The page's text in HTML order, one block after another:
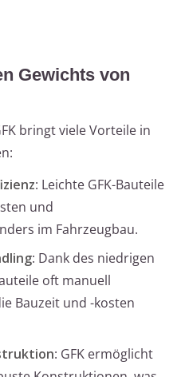
Gewichts von
bringt viele Vorteile in
: Leichte GFK-Bauteile
und
im Fahrzeugbau.
: Dank des niedrigen
oft manuell
Bauzeit und -kosten
: GFK ermöglicht